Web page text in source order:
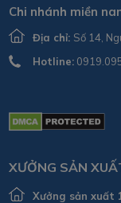
Chi nhánh miền
Địa chỉ: Số 14,
Hotline:
XƯỞNG SẢN
Xưởng sản xuất